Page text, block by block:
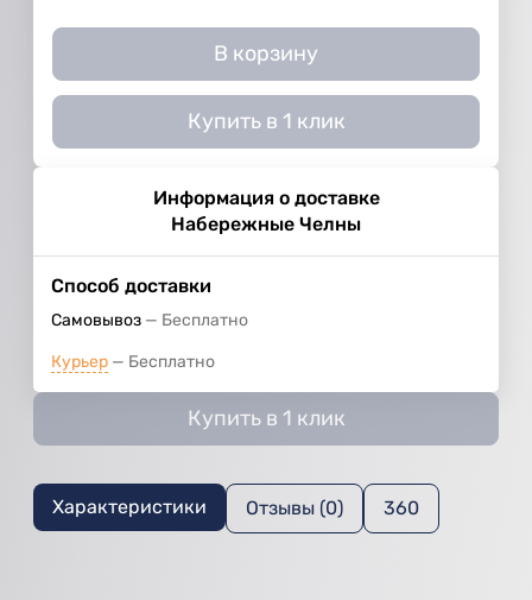
В корзину
Купить в 1 клик
Информация о доставке
Набережные Челны
Способ доставки
Самовывоз Бесплатно
Курьер Бесплатно
Купить в 1 клик
Характеристики Отзывы (0) 360